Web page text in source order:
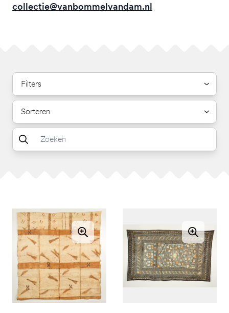
collectie@vanbommelvandam.nl
Filters
Sorteren